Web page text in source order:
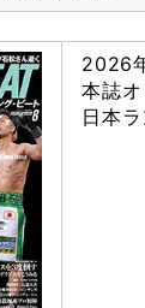
2026
本誌
日本